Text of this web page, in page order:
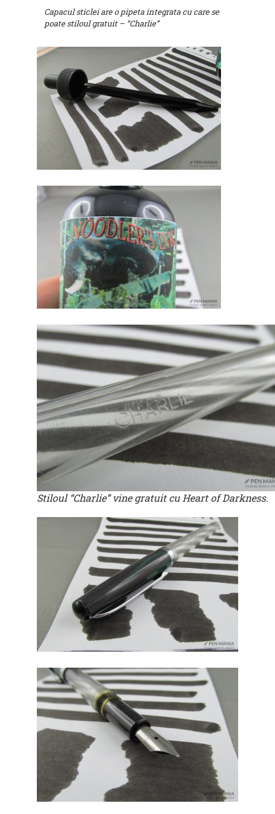
Capacul sticlei are o pipeta integrata cu care se
poate stiloul gratuit – “Charlie”
Stiloul “Charlie” vine gratuit cu Heart of Darkness.